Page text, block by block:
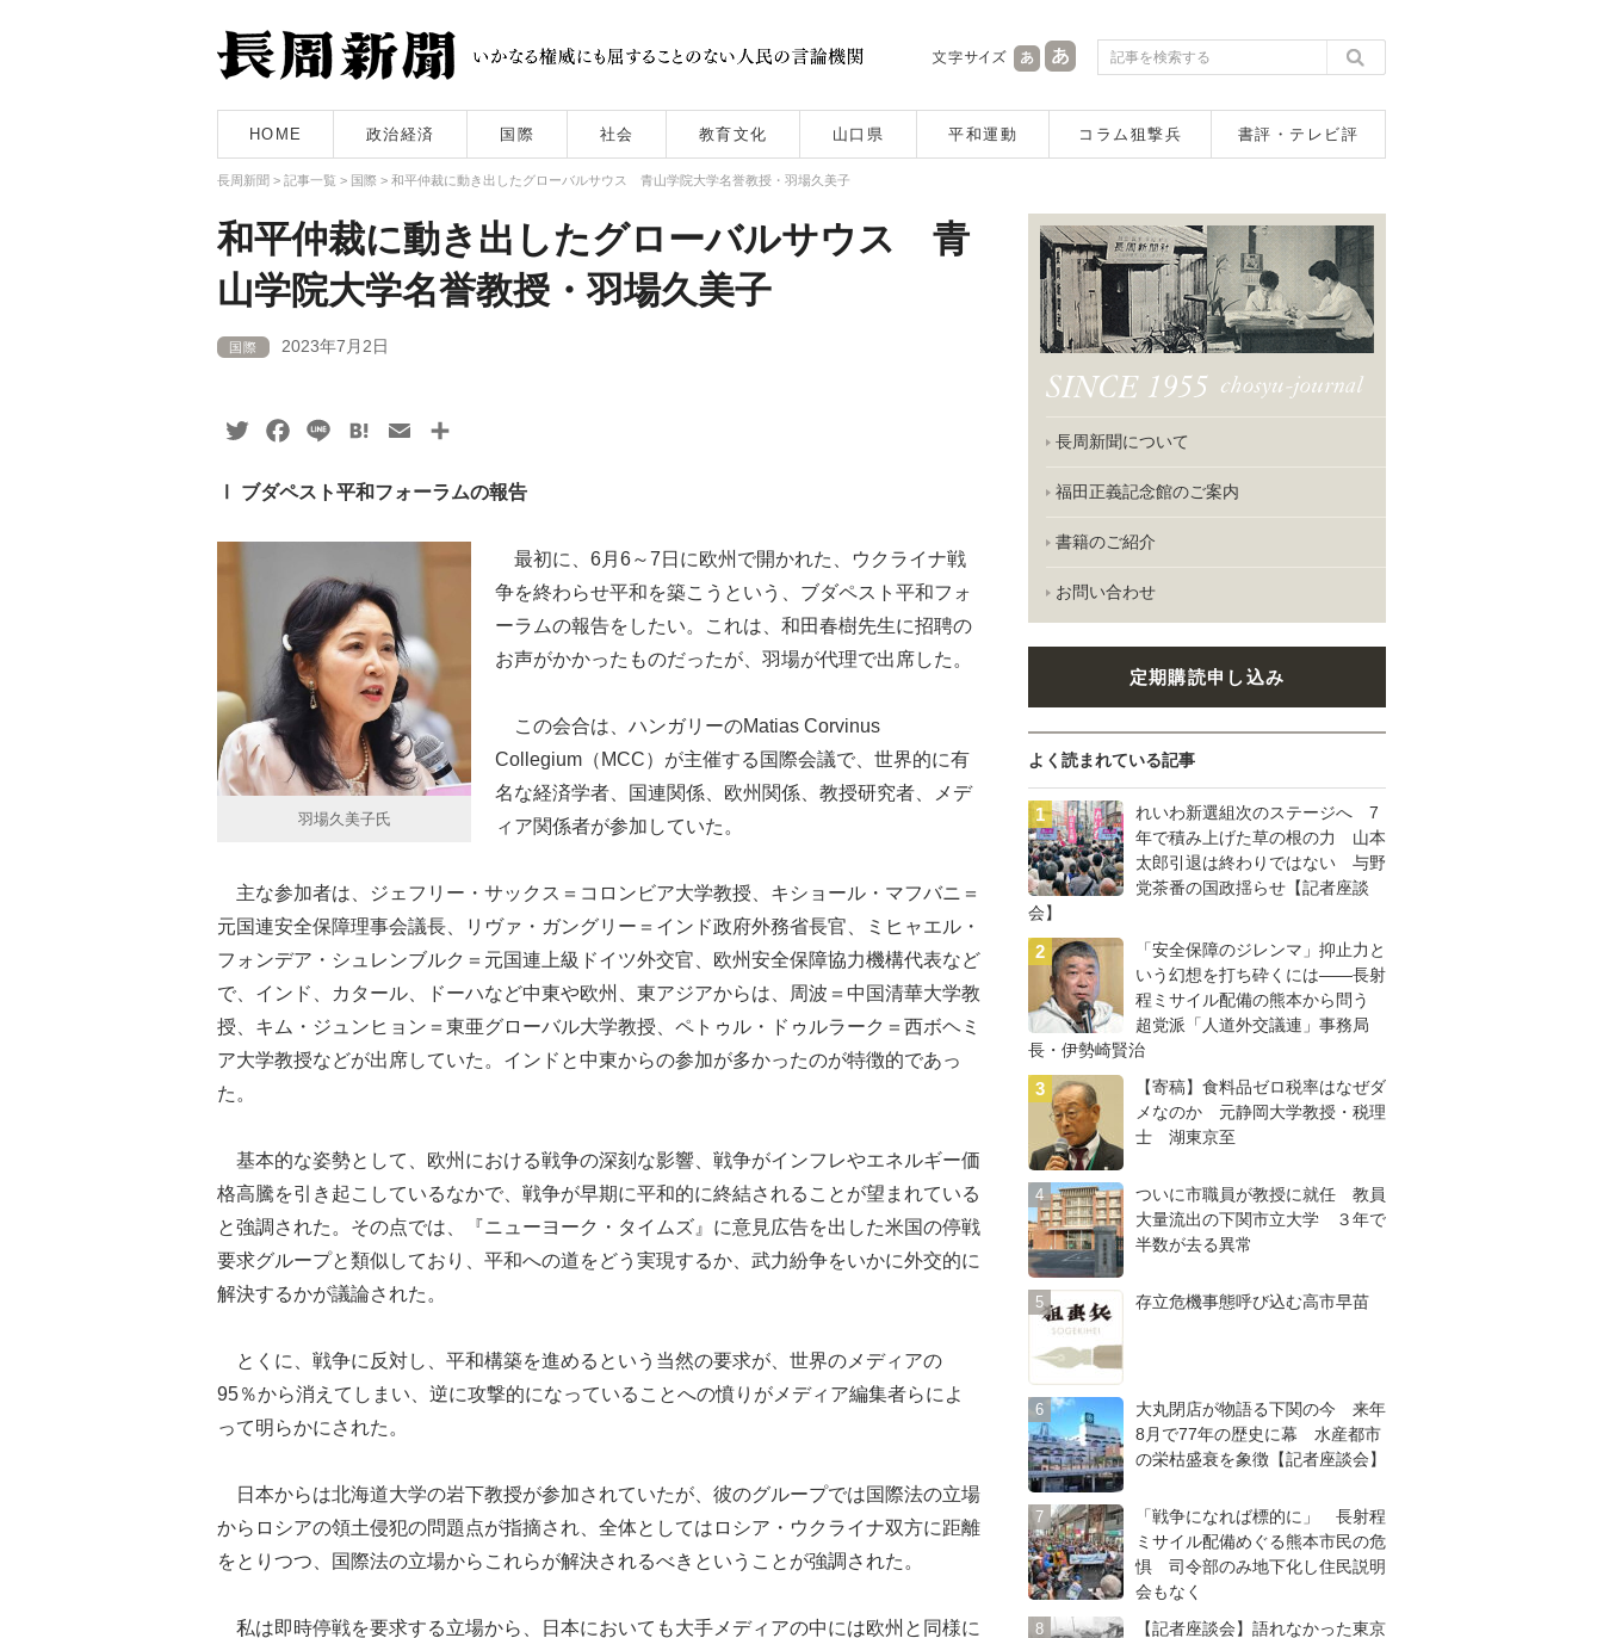
HOME 政治経済 国際 社会 教育文化 山口県 平和運動 コラム狙撃兵 書評・テレビ評
長周新聞 > 記事一覧 > 国際 > 和平仲裁に動き出したグローバルサウス 青山学院大学名誉教授・羽場久美子
和平仲裁に動き出したグローバルサウス 青
山学院大学名誉教授・羽場久美子
国際 2023年7月2日
TwitterFacebook
Line HatenaEmail
Ⅰ ブダペスト平和フォーラムの報告
羽場久美子氏
最初に、6月6～7日に欧州で開かれた、ウクライナ戦
争を終わらせ平和を築こうという、ブダペスト平和フォ
ーラムの報告をしたい。これは、和田春樹先生に招聘の
お声がかかったものだったが、羽場が代理で出席した。
この会合は、ハンガリーのMatias Corvinus
Collegium（MCC）が主催する国際会議で、世界的に有
名な経済学者、国連関係、欧州関係、教授研究者、メデ
ィア関係者が参加していた。
主な参加者は、ジェフリー・サックス＝コロンビア大学教授、キショール・マフバニ＝
元国連安全保障理事会議長、リヴァ・ガングリー＝インド政府外務省長官、ミヒャエル・
フォンデア・シュレンブルク＝元国連上級ドイツ外交官、欧州安全保障協力機構代表など
で、インド、カタール、ドーハなど中東や欧州、東アジアからは、周波＝中国清華大学教
授、キム・ジュンヒョン＝東亜グローバル大学教授、ペトゥル・ドゥルラーク＝西ボヘミ
ア大学教授などが出席していた。インドと中東からの参加が多かったのが特徴的であっ
た。
基本的な姿勢として、欧州における戦争の深刻な影響、戦争がインフレやエネルギー価
格高騰を引き起こしているなかで、戦争が早期に平和的に終結されることが望まれている
と強調された。その点では、『ニューヨーク・タイムズ』に意見広告を出した米国の停戦
要求グループと類似しており、平和への道をどう実現するか、武力紛争をいかに外交的に
解決するかが議論された。
とくに、戦争に反対し、平和構築を進めるという当然の要求が、世界のメディアの
95％から消えてしまい、逆に攻撃的になっていることへの憤りがメディア編集者らによ
って明らかにされた。
日本からは北海道大学の岩下教授が参加されていたが、彼のグループでは国際法の立場
からロシアの領土侵犯の問題点が指摘され、全体としてはロシア・ウクライナ双方に距離
をとりつつ、国際法の立場からこれらが解決されるべきということが強調された。
私は即時停戦を要求する立場から、日本においても大手メディアの中には欧州と同様に
長周新聞について
福田正義記念館のご案内
書籍のご紹介
お問い合わせ
定期購読申し込み
よく読まれている記事
れいわ新選組次のステージへ 7
年で積み上げた草の根の力 山本
太郎引退は終わりではない 与野
党茶番の国政揺らせ【記者座談
会】
「安全保障のジレンマ」抑止力と
いう幻想を打ち砕くには――長射
程ミサイル配備の熊本から問う
超党派「人道外交議連」事務局
長・伊勢崎賢治
【寄稿】食料品ゼロ税率はなぜダ
メなのか 元静岡大学教授・税理
士 湖東京至
ついに市職員が教授に就任 教員
大量流出の下関市立大学 ３年で
半数が去る異常
存立危機事態呼び込む高市早苗
大丸閉店が物語る下関の今 来年
8月で77年の歴史に幕 水産都市
の栄枯盛衰を象徴【記者座談会】
「戦争になれば標的に」 長射程
ミサイル配備めぐる熊本市民の危
惧 司令部のみ地下化し住民説明
会もなく
【記者座談会】語れなかった東京